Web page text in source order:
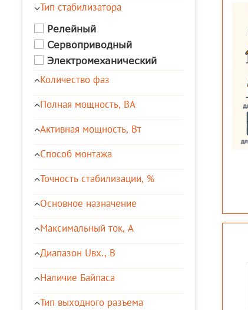
Тип стабилизатора
Релейный
Сервоприводный
Электромеханический
Количество фаз
Полная мощность, ВА
Активная мощность, Вт
Способ монтажа
Точность стабилизации, %
Основное назначение
Максимальный ток, А
Диапазон Uвх., В
Наличие Байпаса
Тип выходного разъема